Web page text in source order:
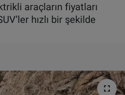
araçların fiyatları
hızlı bir şekilde